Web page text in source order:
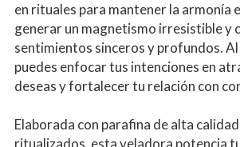
en rituales para mantener la armonía
generar un magnetismo irresistible y
sentimientos sinceros y profundos.
puedes enfocar tus intenciones en
deseas y fortalecer tu relación con
Elaborada con parafina de alta
ritualizados, esta veladora potencia